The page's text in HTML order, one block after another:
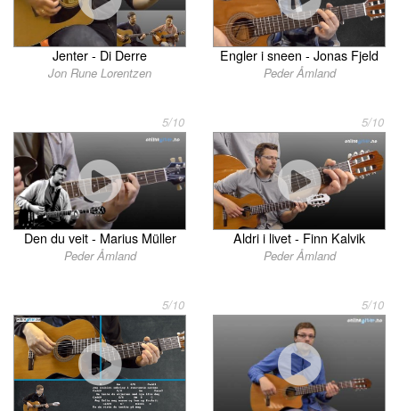
Jenter - Di Derre
Jon Rune Lorentzen
Engler i sneen - Jonas Fjeld
Peder Åmland
5/10
Den du veit - Marius Müller
Peder Åmland
5/10
Aldri i livet - Finn Kalvik
Peder Åmland
5/10 5/10